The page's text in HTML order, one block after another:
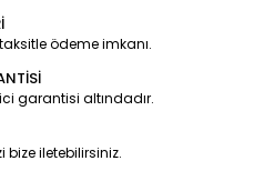
ödeme imkanı.
garantisi altındadır.
bize iletebilirsiniz.